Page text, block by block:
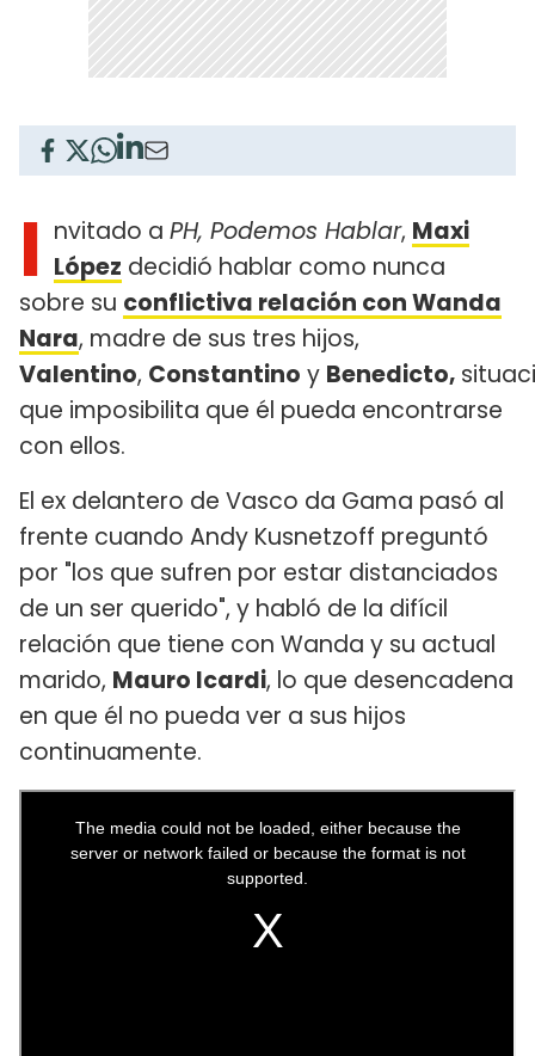
I nvitado a PH, Podemos Hablar, Maxi
López decidió hablar como nunca
sobre su conflictiva relación con Wanda
Nara, madre de sus tres hijos,
Valentino, Constantino y Benedicto,
que imposibilita que él pueda encontrarse
con ellos.
El ex delantero de Vasco da Gama pasó al
frente cuando Andy Kusnetzoff preguntó
por "los que sufren por estar distanciados
de un ser querido", y habló de la difícil
relación que tiene con Wanda y su actual
marido, Mauro Icardi, lo que desencadena
en que él no pueda ver a sus hijos
continuamente.